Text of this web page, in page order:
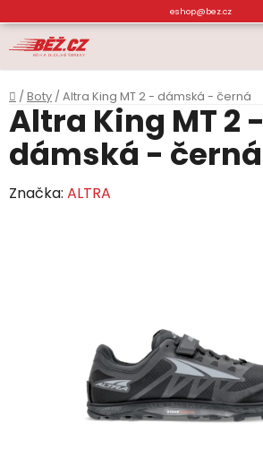
na
obsah
eshop@bez.cz
Domů
/ Boty / Altra King MT 2 - dámská - černá
Altra King MT 2 -
dámská - černá
Značka: ALTRA